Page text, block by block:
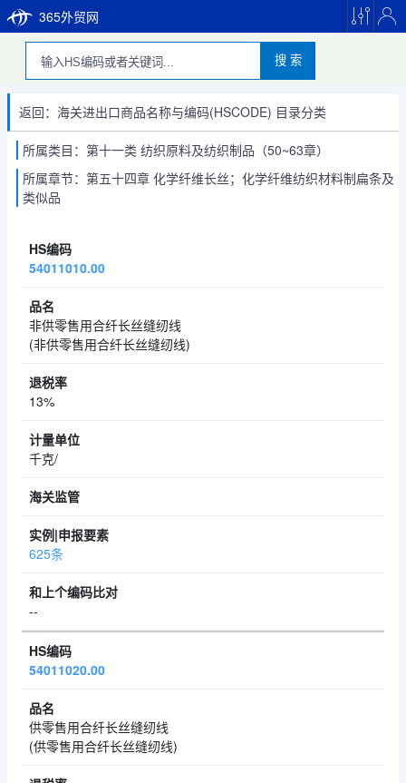
365外贸网
搜 索
返回：海关进出口商品名称与编码(HSCODE) 目录分类
所属类目：第十一类 纺织原料及纺织制品（50~63章）
所属章节：第五十四章 化学纤维长丝；化学纤维纺织材料制扁条及
类似品
54011010.00
非供零售用合纤长丝缝纫线
(非供零售用合纤长丝缝纫线)
13%
千克/
625条
--
54011020.00
供零售用合纤长丝缝纫线
(供零售用合纤长丝缝纫线)